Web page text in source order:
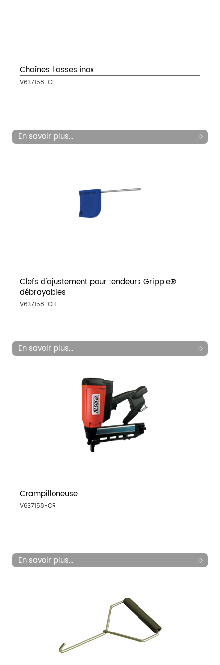
Chaînes liasses inox
V637158-CI
En savoir plus...
Clefs d'ajustement pour tendeurs Gripple®
débrayables
V637158-CLT
En savoir plus...
Crampilloneuse
V637158-CR
En savoir plus...